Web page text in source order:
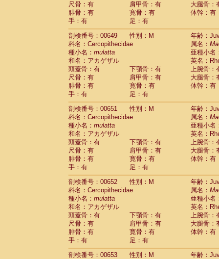
尺骨：有
肩甲骨：有
大腿骨：
腓骨：有
寛骨：有
体幹：有
手：有
足：有
剖検番号：00649
性別：M
年齢：
科名：Cercopithecidae
属名：
種小名： mulatta
亜種小名
和名：アカゲザル
英名：
頭蓋骨：有
下顎骨：有
上腕骨：
尺骨：有
肩甲骨：有
大腿骨：
腓骨：有
寛骨：有
体幹：有
手：有
足：有
剖検番号：00651
性別：M
年齢：
科名：Cercopithecidae
属名：
種小名： mulatta
亜種小名
和名：アカゲザル
英名：
頭蓋骨：有
下顎骨：有
上腕骨：
尺骨：有
肩甲骨：有
大腿骨：
腓骨：有
寛骨：有
体幹：有
手：有
足：有
剖検番号：00652
性別：M
年齢：
科名：Cercopithecidae
属名：
種小名： mulatta
亜種小名
和名：アカゲザル
英名：
頭蓋骨：有
下顎骨：有
上腕骨：
尺骨：有
肩甲骨：有
大腿骨：
腓骨：有
寛骨：有
体幹：有
手：有
足：有
剖検番号：00653
性別：M
年齢：